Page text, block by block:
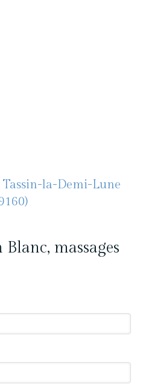
Tassin-la-Demi-Lune
massages